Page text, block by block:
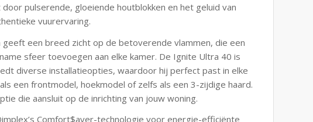
pulserende, gloeiende houtblokken en het geluid van
vuurervaring.
een breed zicht op de betoverende vlammen, die een
sfeer toevoegen aan elke kamer. De Ignite Ultra 40 is
diverse installatieopties, waardoor hij perfect past in elke
een frontmodel, hoekmodel of zelfs als een 3-zijdige haard.
die aansluit op de inrichting van jouw woning.
Comfort$aver-technologie voor energie-efficiënte